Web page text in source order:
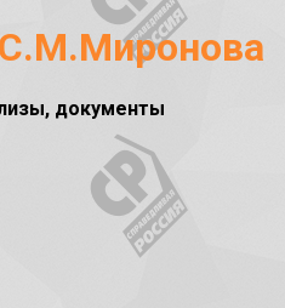
документы